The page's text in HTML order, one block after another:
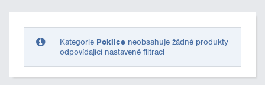
Kategorie Poklice neobsahuje žádné produkty
odpovídající nastavené filtraci